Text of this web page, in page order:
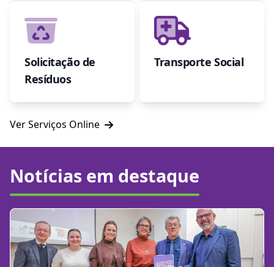
Solicitação de
Resíduos
Transporte Social
Ver Serviços Online
Notícias em destaque